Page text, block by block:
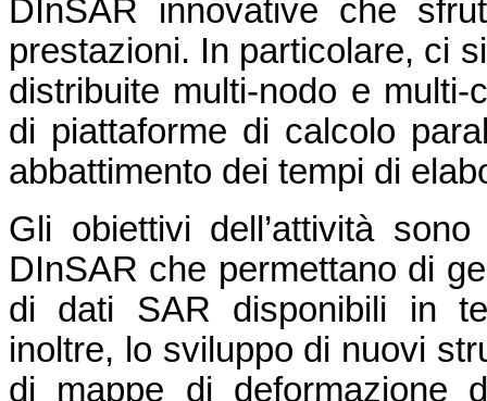
DInSAR innovative che
prestazioni. In particolare, ci
distribuite multi-nodo e
di piattaforme di calcolo
abbattimento dei tempi di
Gli obiettivi dell’attività
DInSAR che permettano di
di dati SAR disponibili in
inoltre, lo sviluppo di nuovi
di mappe di deformazione